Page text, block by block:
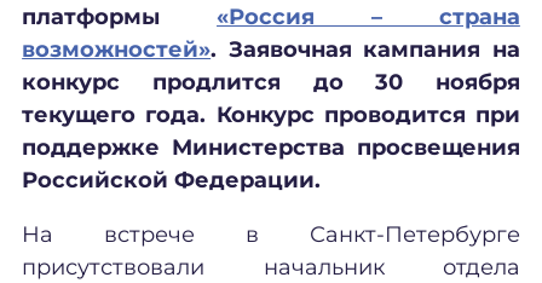
платформы«Россия – страна
возможностей». Заявочная кампания на
конкурс продлится до 30 ноября
текущего года. Конкурс проводится при
поддержке Министерства просвещения
Российской Федерации.
На встрече в Санкт-Петербурге
присутствовали начальник отдела